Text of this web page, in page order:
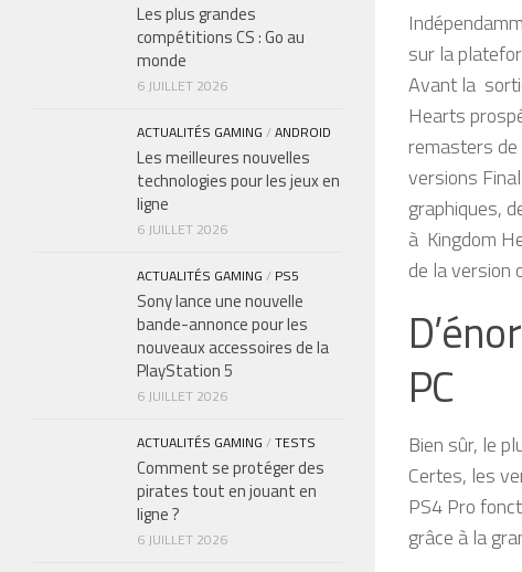
sur la
Avant la
Hearts
remasters
versions
graphiques,
à Kingdom
de la version
PC
Bien sûr, le
Certes, les
PS4 Pro
grâce à la
Les plus grandes
compétitions CS : Go au
monde
6 JUILLET 2026
ACTUALITÉS GAMING /ANDROID
Les meilleures nouvelles
technologies pour les jeux en
ligne
6 JUILLET 2026
ACTUALITÉS GAMING / PS5
Sony lance une nouvelle
bande-annonce pour les
nouveaux accessoires de la
PlayStation 5
6 JUILLET 2026
ACTUALITÉS GAMING /TESTS
Comment se protéger des
pirates tout en jouant en
ligne ?
6 JUILLET 2026